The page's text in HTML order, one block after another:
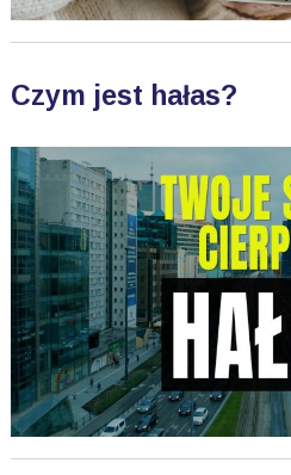
Czym jest hałas?